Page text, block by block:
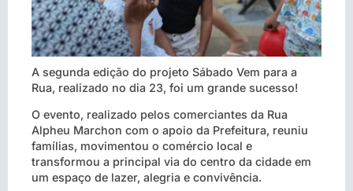
A segunda edição do projeto Sábado Vem para a
Rua, realizado no dia 23, foi um grande sucesso!
O evento, realizado pelos comerciantes da Rua
Alpheu Marchon com o apoio da Prefeitura, reuniu
famílias, movimentou o comércio local e
transformou a principal via do centro da cidade em
um espaço de lazer, alegria e convivência.